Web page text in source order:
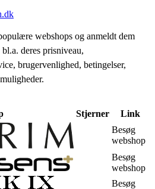
webshops og anmeldt dem
deres prisniveau,
brugervenlighed, betingelser,
Stjerner
Link
Besøg
webshop
Besøg
webshop
Besøg